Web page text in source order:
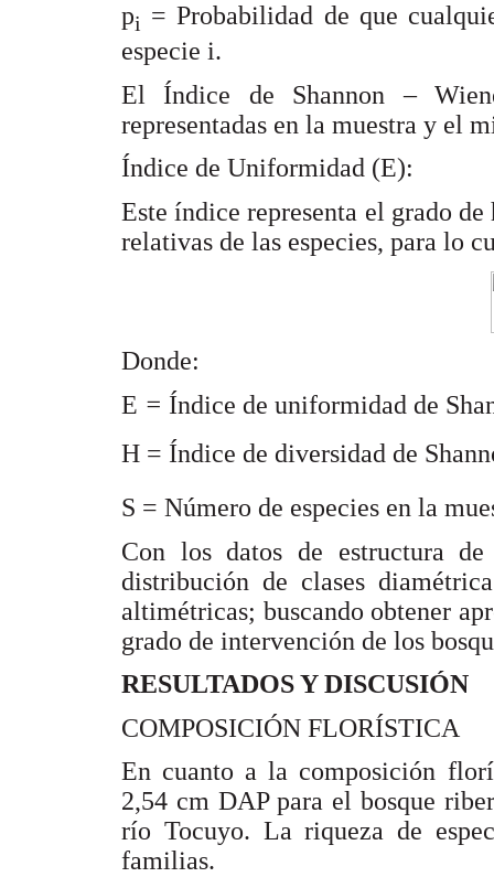
pi = Probabilidad de que
especie i.
El Índice de Shannon –
representadas en la muestra y el
Índice de Uniformidad (E):
Este índice representa el grado
relativas de las especies, para lo
Donde:
E = Índice de uniformidad de
H = Índice de diversidad de
S = Número de especies en la
Con los datos de estructura
distribución de clases
altimétricas; buscando obtener
grado de intervención de los
RESULTADOS Y DISCUSIÓN
COMPOSICIÓN FLORÍSTICA
En cuanto a la composición
2,54 cm DAP para el bosque
río Tocuyo. La riqueza de
familias.